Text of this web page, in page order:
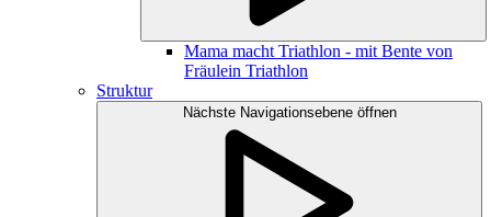
Mama macht Triathlon - mit Bente von
Fräulein Triathlon
Struktur
Nächste Navigationsebene öffnen